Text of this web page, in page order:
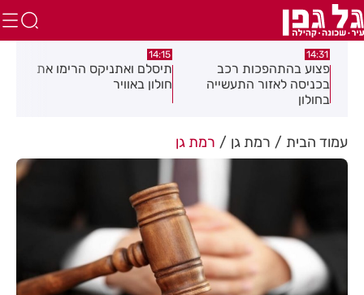
14:31
פצוע בהתהפכות רכב
בכניסה לאזור התעשייה
בחולון
14:15
תיסלם ואתניקס הרימו את
חולון באוויר
עמוד הבית רמת גן רמת גן